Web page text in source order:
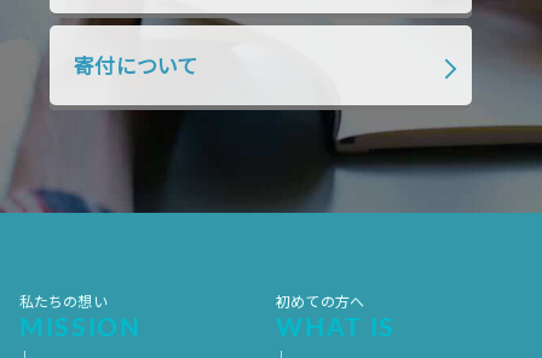
2018年4月 2018年3月 2018年2月
2018年1月 2017年12月
2017年10月 2017年9月 2017年8月
2017年5月
2017年4月
寄付について
私たちの想い
MISSION
初めての方へ
WHAT IS